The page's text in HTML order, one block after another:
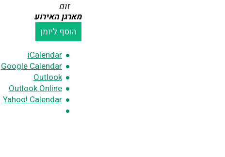
זום
מארגן האירוע
הוסף ליומן
iCalendar
Google Calendar
Outlook
Outlook Online
Yahoo! Calendar